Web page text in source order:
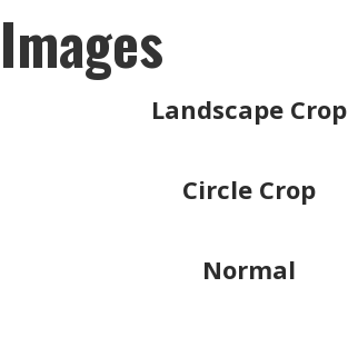
Images
Landscape Crop
Circle Crop
Normal